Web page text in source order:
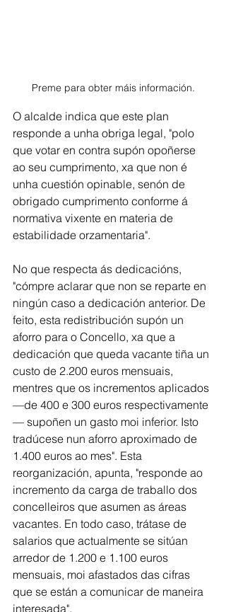
Preme para obter máis información.
O alcalde indica que este plan
responde a unha obriga legal, "polo
que votar en contra supón opoñerse
ao seu cumprimento, xa que non é
unha cuestión opinable, senón de
obrigado cumprimento conforme á
normativa vixente en materia de
estabilidade orzamentaria".
No que respecta ás dedicacións,
"cómpre aclarar que non se reparte en
ningún caso a dedicación anterior. De
feito, esta redistribución supón un
aforro para o Concello, xa que a
dedicación que queda vacante tiña un
custo de 2.200 euros mensuais,
mentres que os incrementos aplicados
—de 400 e 300 euros respectivamente
— supoñen un gasto moi inferior. Isto
tradúcese nun aforro aproximado de
1.400 euros ao mes". Esta
reorganización, apunta, "responde ao
incremento da carga de traballo dos
concelleiros que asumen as áreas
vacantes. En todo caso, trátase de
salarios que actualmente se sitúan
arredor de 1.200 e 1.100 euros
mensuais, moi afastados das cifras
que se están a comunicar de maneira
interesada".